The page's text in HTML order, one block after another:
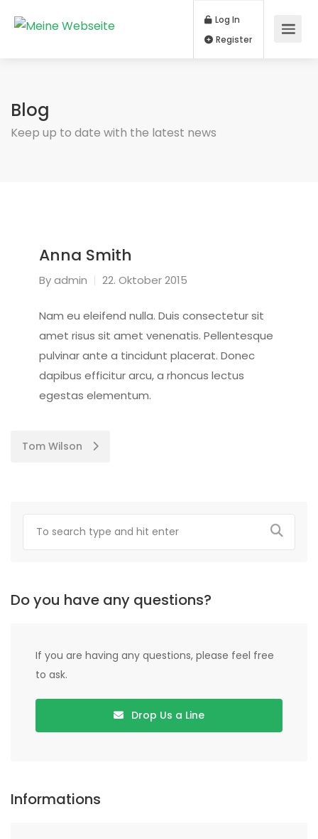
Log In
Blog
Keep up to date with the latest news
Anna Smith
Byadmin 22. Oktober 2015
Nam eu eleifend nulla. Duis consectetur sit
amet risus sit amet venenatis. Pellentesque
pulvinar ante a tincidunt placerat. Donec
dapibus efficitur arcu, a rhoncus lectus
egestas elementum.
Post
Tom Wilson
Do you have any questions?
If you are having any questions, please feel free
to ask.
Drop Us a Line
Informations